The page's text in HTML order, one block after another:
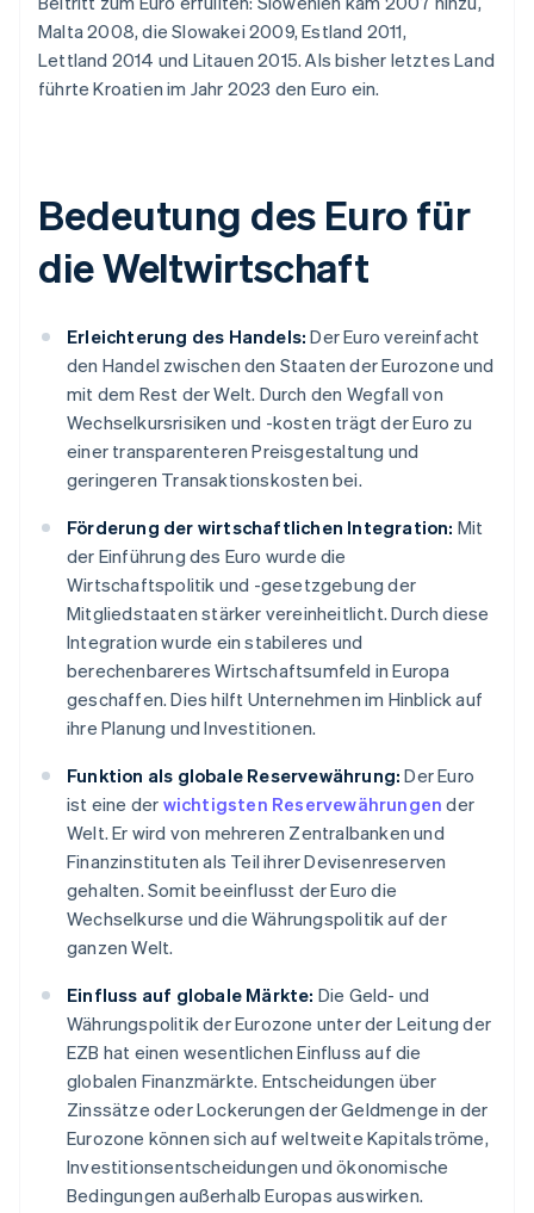
Malta 2008, die Slowakei 2009, Estland 2011,
Lettland 2014 und Litauen 2015. Als bisher letztes Land
führte Kroatien im Jahr 2023 den Euro ein.
Bedeutung des Euro für
die Weltwirtschaft
Erleichterung des Handels: Der Euro vereinfacht
den Handel zwischen den Staaten der Eurozone und
mit dem Rest der Welt. Durch den Wegfall von
Wechselkursrisiken und -kosten trägt der Euro zu
einer transparenteren Preisgestaltung und
geringeren Transaktionskosten bei.
Förderung der wirtschaftlichen Integration: Mit
der Einführung des Euro wurde die
Wirtschaftspolitik und -gesetzgebung der
Mitgliedstaaten stärker vereinheitlicht. Durch diese
Integration wurde ein stabileres und
berechenbareres Wirtschaftsumfeld in Europa
geschaffen. Dies hilft Unternehmen im Hinblick auf
ihre Planung und Investitionen.
Funktion als globale Reservewährung: Der Euro
ist eine der wichtigsten Reservewährungen der
Welt. Er wird von mehreren Zentralbanken und
Finanzinstituten als Teil ihrer Devisenreserven
gehalten. Somit beeinflusst der Euro die
Wechselkurse und die Währungspolitik auf der
ganzen Welt.
Einfluss auf globale Märkte: Die Geld- und
Währungspolitik der Eurozone unter der Leitung der
EZB hat einen wesentlichen Einfluss auf die
globalen Finanzmärkte. Entscheidungen über
Zinssätze oder Lockerungen der Geldmenge in der
Eurozone können sich auf weltweite Kapitalströme,
Investitionsentscheidungen und ökonomische
Bedingungen außerhalb Europas auswirken.